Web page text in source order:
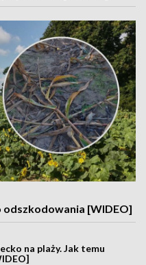
[WIDEO]
na plaży. Jak temu